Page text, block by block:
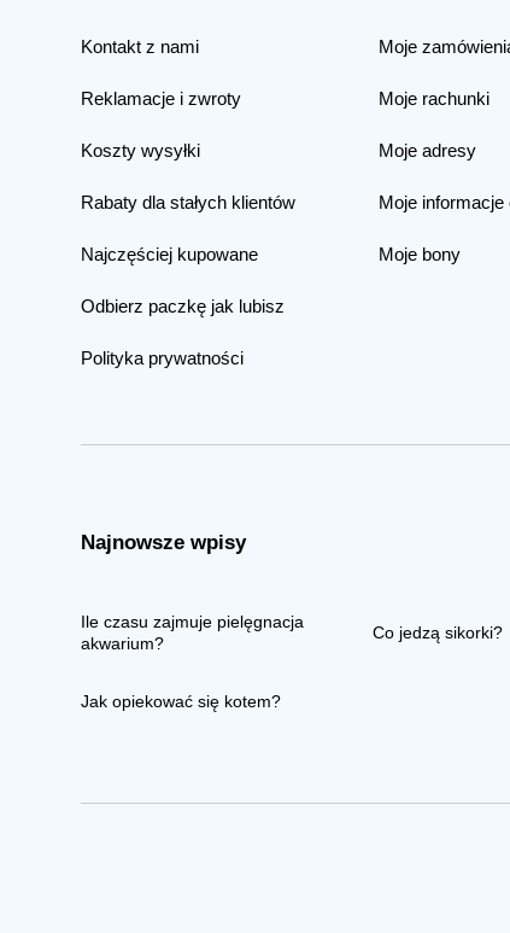
Kontakt z nami
Reklamacje i zwroty
Koszty wysyłki
Rabaty dla stałych klientów
Najczęściej kupowane
Odbierz paczkę jak lubisz
Polityka prywatności
Moje
Moje rachunki
Moje adresy
Moje informacje
Moje bony
Najnowsze wpisy
Ile czasu zajmuje pielęgnacja
akwarium?
Co jedzą sikorki?
Jak opiekować się kotem?